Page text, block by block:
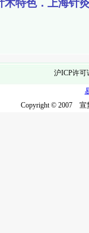
特色．上海针
沪ICP许可
Copyright © 2007 宣